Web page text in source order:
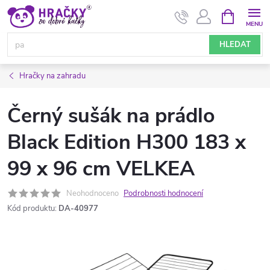
Přejít
obsah
HLEDAT
NÁKUPNÍ
KOŠÍK
Hračky na zahradu
Černý sušák na prádlo
Black Edition H300 183 x
99 x 96 cm VELKEA
Neohodnoceno Podrobnosti hodnocení
Kód produktu: DA-40977